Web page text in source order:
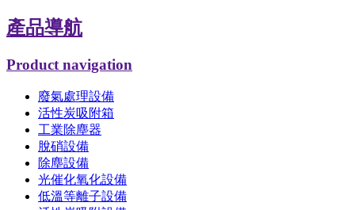
產品導航
Product navigation
廢氣處理設備
活性炭吸附箱
工業除塵器
脫硝設備
除塵設備
光催化氧化設備
低溫等離子設備